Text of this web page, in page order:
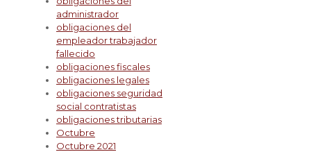
administrador
obligaciones del
empleador trabajador
fallecido
obligaciones fiscales
obligaciones legales
obligaciones seguridad
social contratistas
obligaciones tributarias
Octubre
Octubre 2021